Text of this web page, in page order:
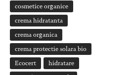
cosmetice organice
crema hidratanta
crema organica
crema protectie solara bio
Ecocert hidratare